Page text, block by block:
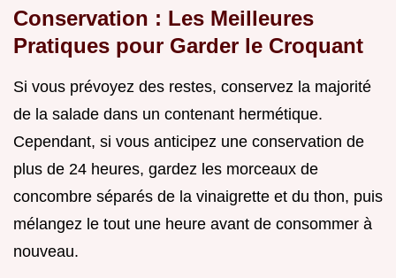
Conservation : Les Meilleures
Pratiques pour Garder le Croquant
Si vous prévoyez des restes, conservez la majorité
de la salade dans un contenant hermétique.
Cependant, si vous anticipez une conservation de
plus de 24 heures, gardez les morceaux de
concombre séparés de la vinaigrette et du thon, puis
mélangez le tout une heure avant de consommer à
nouveau.